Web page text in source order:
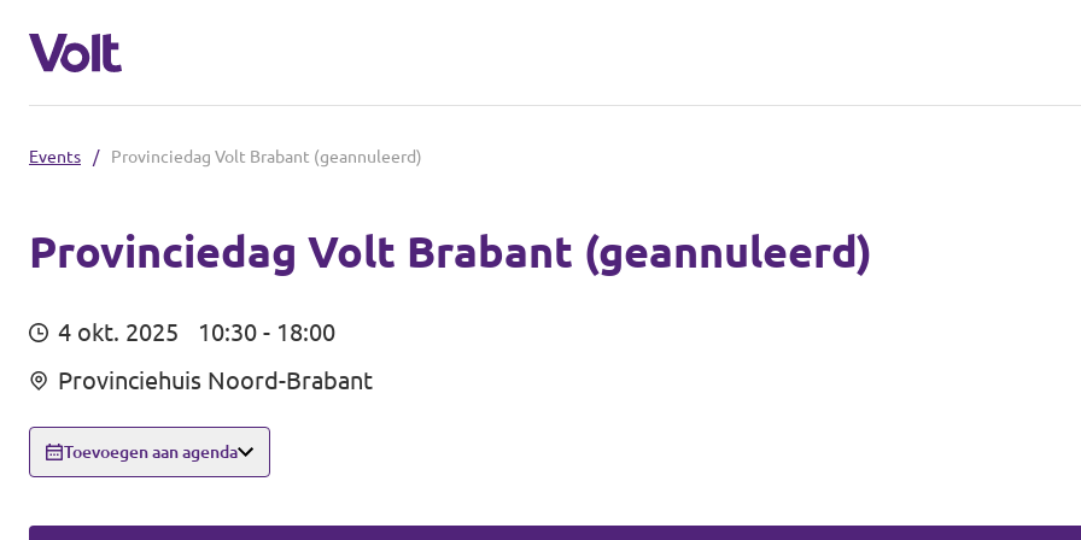
Brabantse politiek
Fractie Provincale Staten
Gemeenten
Breda
Mensen
Events / Provinciedag Volt Brabant (geannuleerd)
Provinciedag Volt Brabant (geannuleerd)
4 okt. 2025
10:30 - 18:00
Provinciehuis Noord-Brabant
Toevoegen aan agenda